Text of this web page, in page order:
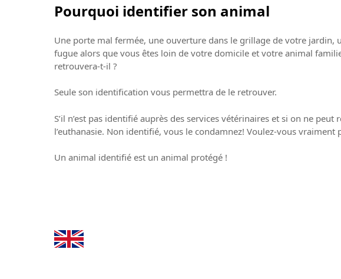
Pourquoi identifier son animal
Une porte mal fermée, une ouverture dans le grillage de votre jardin,
fugue alors que vous êtes loin de votre domicile et votre animal
retrouvera-t-il ?
Seule son identification vous permettra de le retrouver.
S’il n’est pas identifié auprès des services vétérinaires et si on ne
l’euthanasie. Non identifié, vous le condamnez! Voulez-vous
Un animal identifié est un animal protégé !